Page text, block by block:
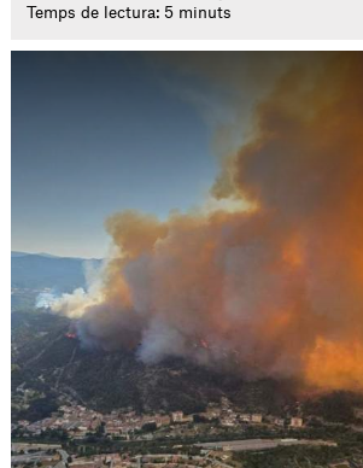
Temps de lectura: 5 minuts